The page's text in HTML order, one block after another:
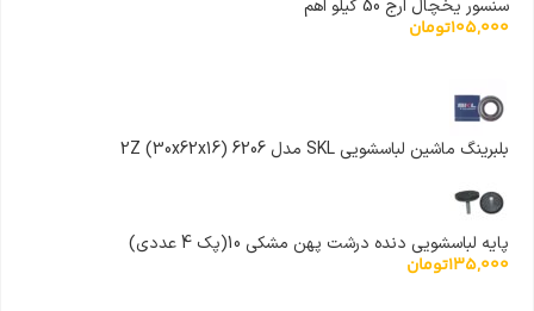
سنسور یخچال ارج 50 کیلو اهم
105,000تومان
بلبرینگ ماشین لباسشویی SKL مدل 6206 (30x62x16) 2Z
پایه لباسشویی دنده درشت پهن مشکی 10(پک 4 عددی)
135,000تومان